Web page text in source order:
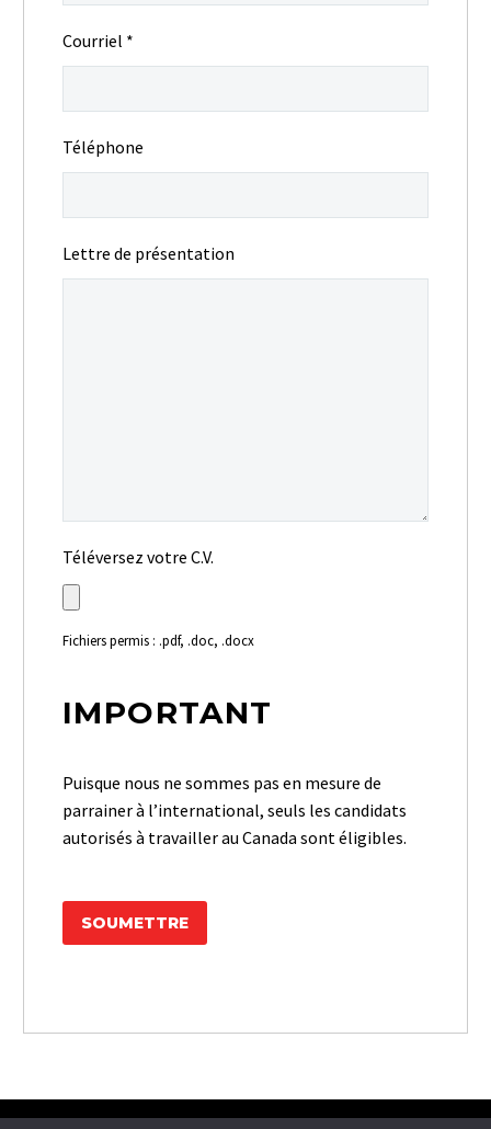
Courriel *
Téléphone
Lettre de présentation
Téléversez votre C.V.
Fichiers permis : .pdf, .doc, .docx
IMPORTANT
Puisque nous ne sommes pas en mesure de
parrainer à l’international, seuls les candidats
autorisés à travailler au Canada sont éligibles.